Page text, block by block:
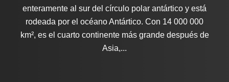
enteramente al sur del círculo polar antártico y está
rodeada por el océano Antártico. Con 14 000 000
km², es el cuarto continente más grande después de
Asia,...